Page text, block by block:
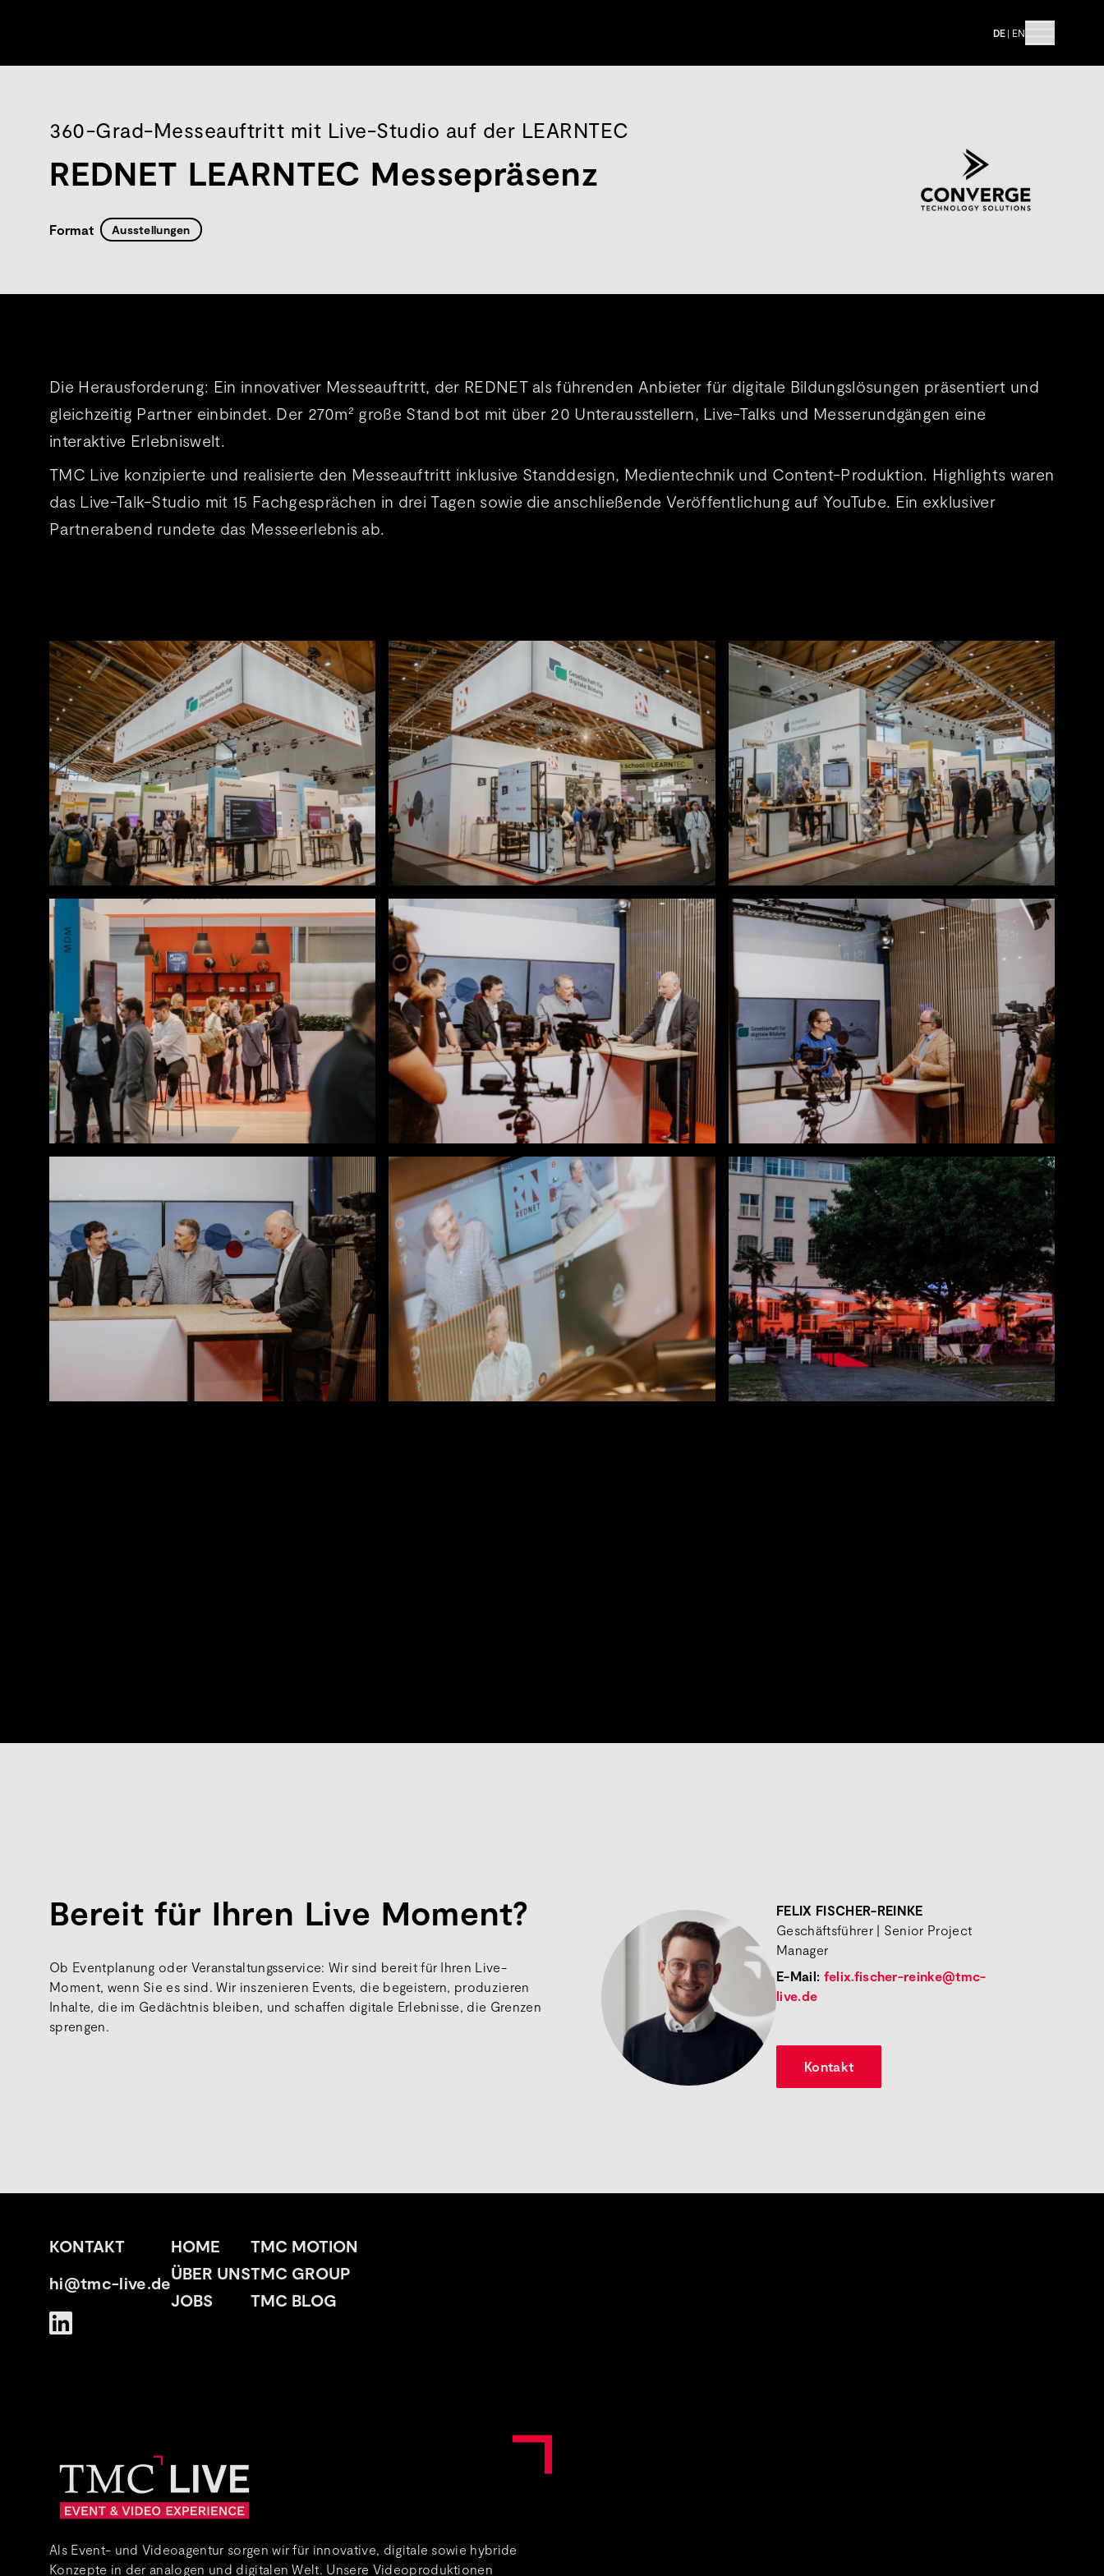
DE | EN
360-Grad-Messeauftritt mit Live-Studio auf der LEARNTEC
REDNET LEARNTEC Messepräsenz
Format Ausstellungen
Die Herausforderung: Ein innovativer Messeauftritt, der REDNET als führenden Anbieter für digitale Bildungslösungen präsentiert und
gleichzeitig Partner einbindet. Der 270m² große Stand bot mit über 20 Unterausstellern, Live-Talks und Messerundgängen eine
interaktive Erlebniswelt.
TMC Live konzipierte und realisierte den Messeauftritt inklusive Standdesign, Medientechnik und Content-Produktion. Highlights waren
das Live-Talk-Studio mit 15 Fachgesprächen in drei Tagen sowie die anschließende Veröffentlichung auf YouTube. Ein exklusiver
Partnerabend rundete das Messeerlebnis ab.
Bereit für Ihren Live Moment?
Ob Eventplanung oder Veranstaltungsservice: Wir sind bereit für Ihren Live-
Moment, wenn Sie es sind. Wir inszenieren Events, die begeistern, produzieren
Inhalte, die im Gedächtnis bleiben, und schaffen digitale Erlebnisse, die Grenzen
sprengen.
FELIX FISCHER-REINKE
Geschäftsführer | Senior Project
Manager
E-Mail: felix.fischer-reinke@tmc-
live.de
Kontakt
KONTAKT
hi@tmc-live.de
HOME
ÜBER UNS
JOBS
TMC MOTION
TMC GROUP
TMC BLOG
Als Event- und Videoagentur sorgen wir für innovative, digitale sowie hybride
Konzepte in der analogen und digitalen Welt. Unsere Videoproduktionen